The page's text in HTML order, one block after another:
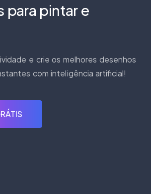
para pintar e
e crie os melhores desenhos
com inteligência artificial!